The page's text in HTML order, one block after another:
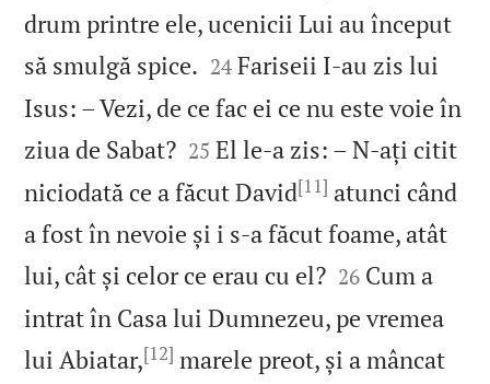
drum printre ele, ucenicii Lui au început
să smulgă spice. 

24 Fariseii I‑au zis lui
Isus: – Vezi, de ce fac ei ce nu este voie în
ziua de Sabat?
25 El le‑a zis: – N‑ați citit
niciodată ce a făcut David[11] atunci când
a fost în nevoie și i s‑a făcut foame, atât
lui, cât și celor ce erau cu el?
26 Cum a
intrat în Casa lui Dumnezeu, pe vremea
lui Abiatar,[12] marele preot, și a mâncat